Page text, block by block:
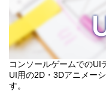
コンソールゲームでのUI
UI用の2D・3Dアニメー
す。